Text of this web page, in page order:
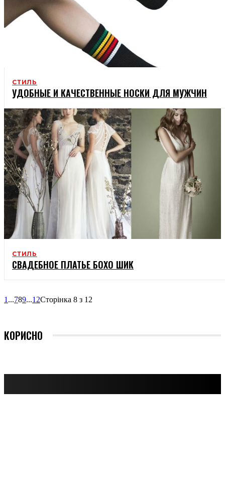
СТИЛЬ
УДОБНЫЕ И КАЧЕСТВЕННЫЕ НОСКИ ДЛЯ МУЖЧИН
СТИЛЬ
СВАДЕБНОЕ ПЛАТЬЕ БОХО ШИК
1 ...789...12Сторінка 8 з 12
КОРИСНО